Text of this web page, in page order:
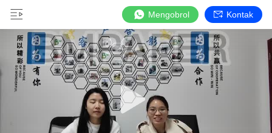
Mengobrol Kontak